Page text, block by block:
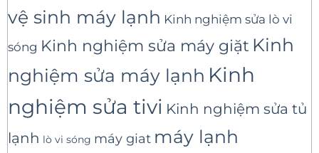
vệ sinh máy lạnh Kinh nghiệm sửa lò vi
sóng Kinh nghiệm sửa máy giặt Kinh
nghiệm sửa máy lạnh Kinh
nghiệm sửa tivi Kinh nghiệm sửa tủ
lạnh lò vi sóng máy giat máy lạnh